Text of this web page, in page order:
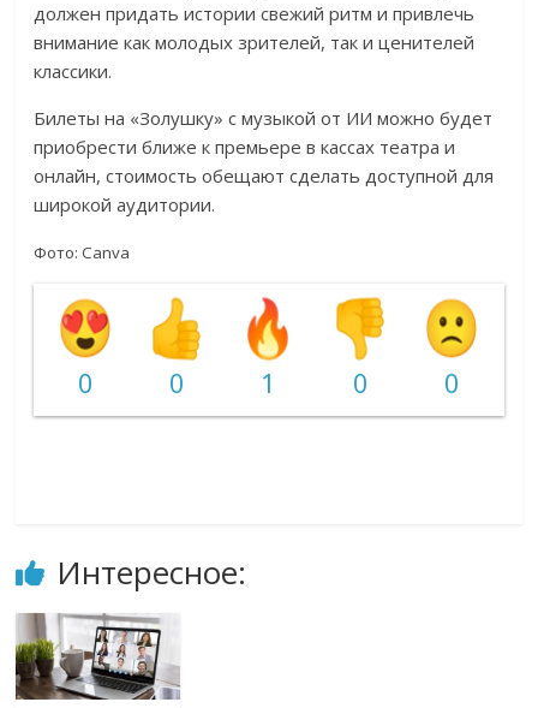
должен придать истории свежий ритм и привлечь
внимание как молодых зрителей, так и ценителей
классики.
Билеты на «Золушку» с музыкой от ИИ можно будет
приобрести ближе к премьере в кассах театра и
онлайн, стоимость обещают сделать доступной для
широкой аудитории.
Фото: Canva
0 0 1 0 0
Интересное: